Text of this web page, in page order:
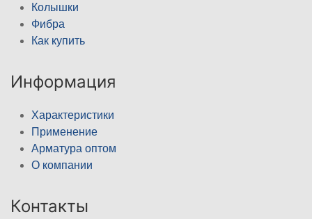
Колышки
Фибра
Как купить
Информация
Характеристики
Применение
Арматура оптом
О компании
Контакты